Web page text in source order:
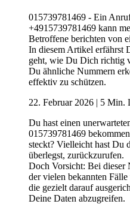
015739781469 - Ein
+4915739781469 kann
Betroffene berichten von
In diesem Artikel erfährst
geht, wie Du Dich richtig
Du ähnliche Nummern
effektiv zu schützen.
22. Februar 2026 | 5 Min.
Du hast einen
015739781469
steckt? Vielleicht hast Du
überlegst, zurückzurufen.
Doch Vorsicht: Bei dieser
der vielen bekannten
die gezielt darauf
Deine Daten abzugreifen.